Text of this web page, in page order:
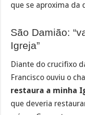
que se aproxima da
São Damião:
Igreja”
Diante do crucifixo
Francisco ouviu o
restaura a minha
que deveria